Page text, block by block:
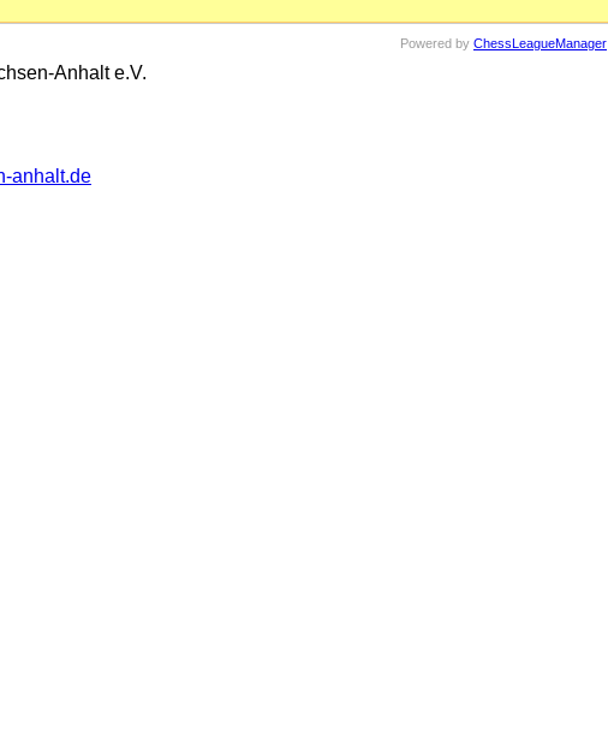
Powered by ChessLeagueManager
Anhalt e.V.
anhalt.de